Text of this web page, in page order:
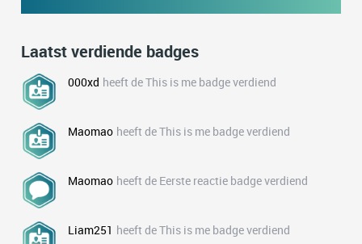
Laatst verdiende badges
000xd heeft de This is me badge verdiend
Maomao heeft de This is me badge verdiend
Maomao heeft de Eerste reactie badge verdiend
Liam251 heeft de This is me badge verdiend